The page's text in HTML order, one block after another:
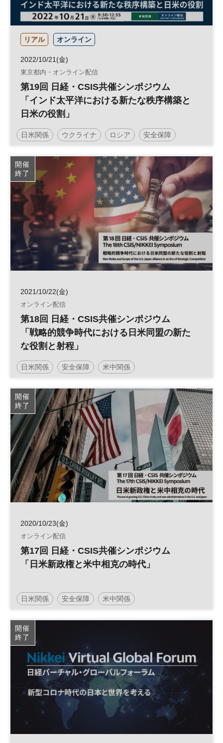
リアル オンライン
2022/10/21(金)
東京都内・オンライン配信
第19回 日経・CSIS共催シンポジウム
「インド太平洋における新たな秩序構築と
日米の役割」
日米関係 ウクライナ ロシア 安全保障
米中関係
開催
終了
2021/10/22(金)
オンライン配信
第18回 日経・CSIS共催シンポジウム
「戦略的競争時代における日米同盟の新た
な役割と射程」
日米関係 安全保障 米中関係
開催
終了
2020/10/23(金)
オンライン配信
第17回 日経・CSIS共催シンポジウム
「日米新政権と米中相克の時代」
日米関係 安全保障 米中関係
開催
終了